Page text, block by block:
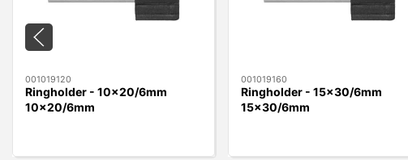
001019120
Ringholder - 10x20/6mm
10x20/6mm
001019160
Ringholder - 15x30/6mm
15x30/6mm